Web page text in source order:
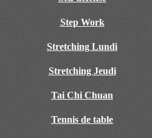
Step Work
Stretching Lundi
Stretching Jeudi
Tai Chi Chuan
Tennis de table